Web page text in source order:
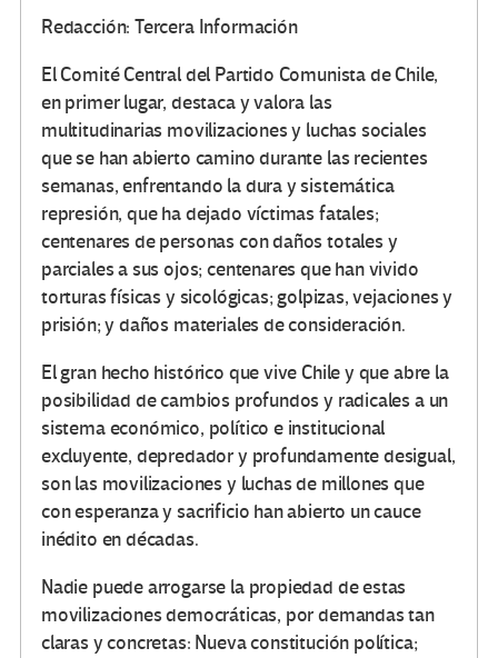
Redacción: Tercera Información
El Comité Central del Partido Comunista de Chile,
en primer lugar, destaca y valora las
multitudinarias movilizaciones y luchas sociales
que se han abierto camino durante las recientes
semanas, enfrentando la dura y sistemática
represión, que ha dejado víctimas fatales;
centenares de personas con daños totales y
parciales a sus ojos; centenares que han vivido
torturas físicas y sicológicas; golpizas, vejaciones y
prisión; y daños materiales de consideración.
El gran hecho histórico que vive Chile y que abre la
posibilidad de cambios profundos y radicales a un
sistema económico, político e institucional
excluyente, depredador y profundamente desigual,
son las movilizaciones y luchas de millones que
con esperanza y sacrificio han abierto un cauce
inédito en décadas.
Nadie puede arrogarse la propiedad de estas
movilizaciones democráticas, por demandas tan
claras y concretas: Nueva constitución política;